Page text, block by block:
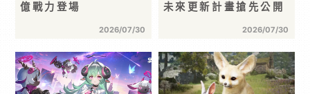
億戰力登場
2026/07/30
未來更新計畫搶先公開
2026/07/30